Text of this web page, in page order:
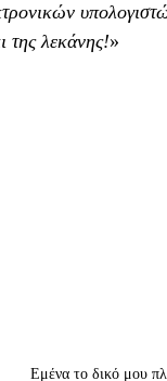
της λεκάνης!»
Εμένα το δικό μου